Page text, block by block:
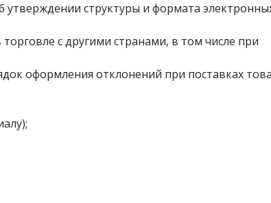
утверждении структуры и формата
с другими странами, в том числе при
оформления отклонений при поставках